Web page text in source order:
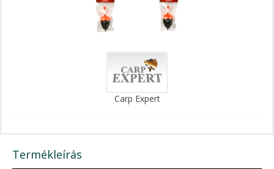
Carp Expert
Termékleírás